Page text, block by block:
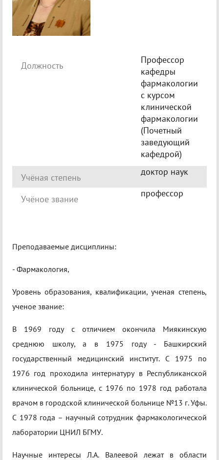
Должность
Профессор
кафедры
фармакологии
с курсом
клинической
фармакологии
(Почетный
заведующий
кафедрой)
Учёная степень
доктор наук
Учёное звание
профессор
Преподаваемые дисциплины:
- Фармакология,
Уровень образования, квалификации, ученая степень,
ученое звание:
В 1969 году с отличием окончила Миякинскую
среднюю школу, а в 1975 году - Башкирский
государственный медицинский институт. С 1975 по
1976 год проходила интернатуру в Республиканской
клинической больнице, с 1976 по 1978 год работала
врачом в городской клинической больнице №13 г. Уфы.
С 1978 года – научный сотрудник фармакологической
лаборатории ЦНИЛ БГМУ.
Научные интересы Л.А. Валеевой лежат в области